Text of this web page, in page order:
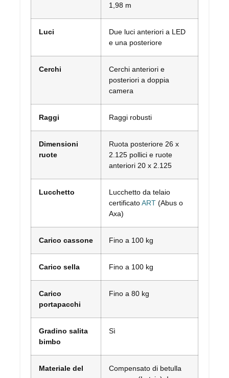
1,98 m
Luci
Due luci anteriori a LED
e una posteriore
Cerchi
Cerchi anteriori e
posteriori a doppia
camera
Raggi Raggi robusti
Dimensioni
ruote
Ruota posteriore 26 x
2.125 pollici e ruote
anteriori 20 x 2.125
Lucchetto
Lucchetto da telaio
certificatoART (Abus o
Axa)
Carico cassone Fino a 100 kg
Carico sella Fino a 100 kg
Carico
portapacchi
Fino a 80 kg
Gradino salita
bimbo
Sì
Materiale del
Compensato di betulla